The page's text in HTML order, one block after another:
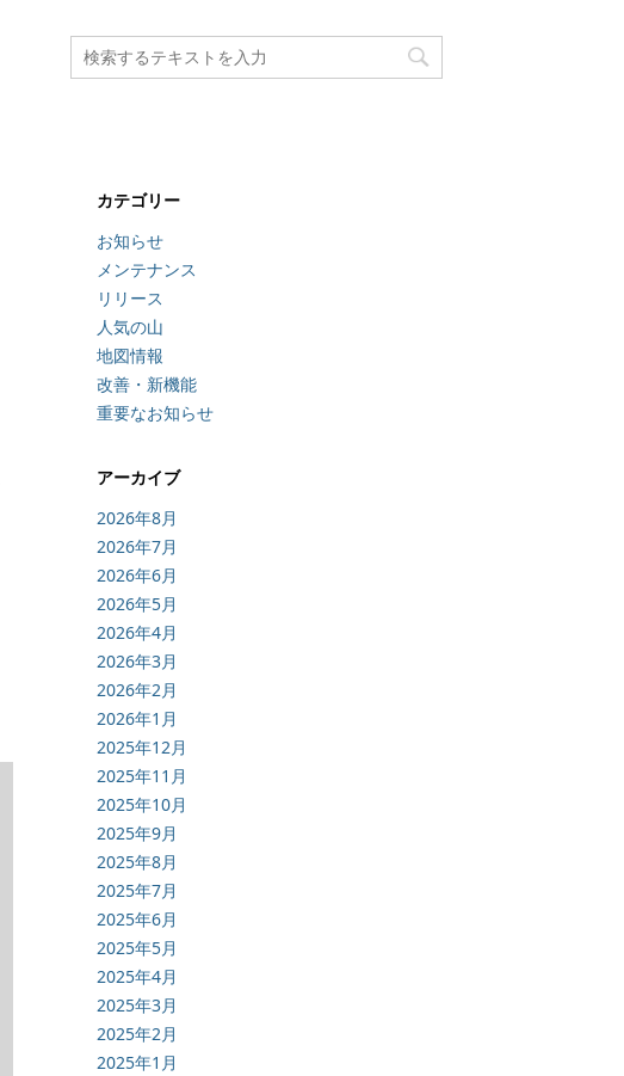
カテゴリー
お知らせ
メンテナンス
リリース
人気の山
地図情報
改善・新機能
重要なお知らせ
アーカイブ
2026年8月
2026年7月
2026年6月
2026年5月
2026年4月
2026年3月
2026年2月
2026年1月
2025年12月
2025年11月
2025年10月
2025年9月
2025年8月
2025年7月
2025年6月
2025年5月
2025年4月
2025年3月
2025年2月
2025年1月